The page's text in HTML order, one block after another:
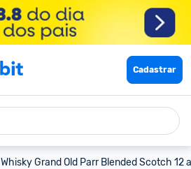
Cadastrar
Whisky Grand Old Parr Blended Scotch 12